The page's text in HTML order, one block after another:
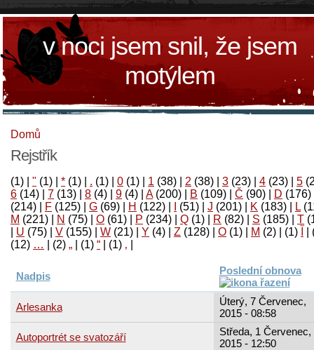
v noci jsem snil, že jsem
motýlem
Domů
Rejstřík
(1) " (1) * (1) . (1) 0 (1) 1 (38) 2 (38) 3 (23) 4 (23) 5
6 (14) 7 (13) 8 (4) 9 (4) A(200) B (109) Č (90) D (176)
(214)
F (125) G (69) H (122) (51) J (201) K (183) L
M (221) N (75) O (61) P (234) Q (1) R (82) S (185) T
U (75) V (155) W (21) Y (4) Z (128) Ο (1) М (2)
(1)
‚
(1)
“
(1)
„
(2)
…
(12)
Nadpis Poslední obnova
Arlesanka
Úterý, 7 Červenec,
2015 - 08:58
Autoportrét se svatozáří
Středa, 1 Červenec,
2015 - 12:50